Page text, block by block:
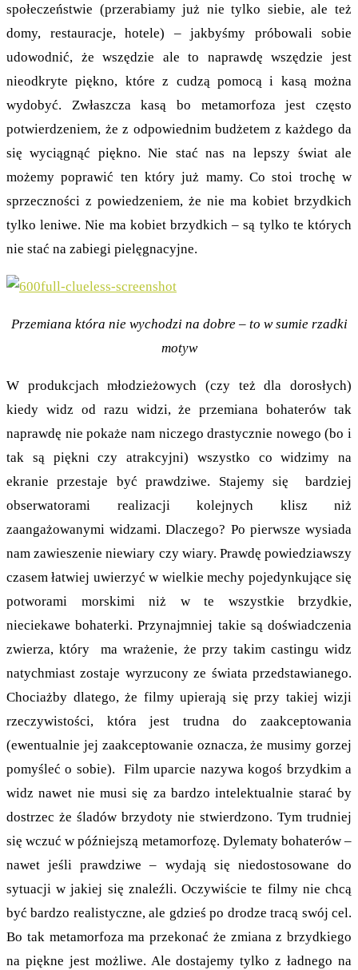
społeczeństwie (przerabiamy już nie tylko siebie, ale też
domy, restauracje, hotele) – jakbyśmy próbowali sobie
udowodnić, że wszędzie ale to naprawdę wszędzie jest
nieodkryte piękno, które z cudzą pomocą i kasą można
wydobyć. Zwłaszcza kasą bo metamorfoza jest często
potwierdzeniem, że z odpowiednim budżetem z każdego da
się wyciągnąć piękno. Nie stać nas na lepszy świat ale
możemy poprawić ten który już mamy. Co stoi trochę w
sprzeczności z powiedzeniem, że nie ma kobiet brzydkich
tylko leniwe. Nie ma kobiet brzydkich – są tylko te których
nie stać na zabiegi pielęgnacyjne.
Przemiana która nie wychodzi na dobre – to w sumie rzadki
motyw
W produkcjach młodzieżowych (czy też dla dorosłych)
kiedy widz od razu widzi, że przemiana bohaterów tak
naprawdę nie pokaże nam niczego drastycznie nowego (bo i
tak są piękni czy atrakcyjni) wszystko co widzimy na
ekranie przestaje być prawdziwe. Stajemy się bardziej
obserwatorami realizacji kolejnych klisz niż
zaangażowanymi widzami. Dlaczego? Po pierwsze wysiada
nam zawieszenie niewiary czy wiary. Prawdę powiedziawszy
czasem łatwiej uwierzyć w wielkie mechy pojedynkujące się
potworami morskimi niż w te wszystkie brzydkie,
nieciekawe bohaterki. Przynajmniej takie są doświadczenia
zwierza, który ma wrażenie, że przy takim castingu widz
natychmiast zostaje wyrzucony ze świata przedstawianego.
Chociażby dlatego, że filmy upierają się przy takiej wizji
rzeczywistości, która jest trudna do zaakceptowania
(ewentualnie jej zaakceptowanie oznacza, że musimy gorzej
pomyśleć o sobie). Film uparcie nazywa kogoś brzydkim a
widz nawet nie musi się za bardzo intelektualnie starać by
dostrzec że śladów brzydoty nie stwierdzono. Tym trudniej
się wczuć w późniejszą metamorfozę. Dylematy bohaterów –
nawet jeśli prawdziwe – wydają się niedostosowane do
sytuacji w jakiej się znaleźli. Oczywiście te filmy nie chcą
być bardzo realistyczne, ale gdzieś po drodze tracą swój cel.
Bo tak metamorfoza ma przekonać że zmiana z brzydkiego
na piękne jest możliwe. Ale dostajemy tylko z ładnego na